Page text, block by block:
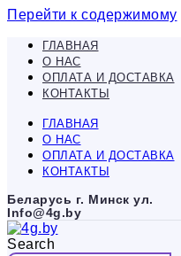
Перейти к содержимому
ГЛАВНАЯ
О НАС
ОПЛАТА И ДОСТАВКА
КОНТАКТЫ
ГЛАВНАЯ
О НАС
ОПЛАТА И ДОСТАВКА
КОНТАКТЫ
Беларусь г. Минск ул.
Info@4g.by
Search